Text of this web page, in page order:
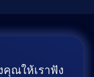
คุณให้เราฟัง